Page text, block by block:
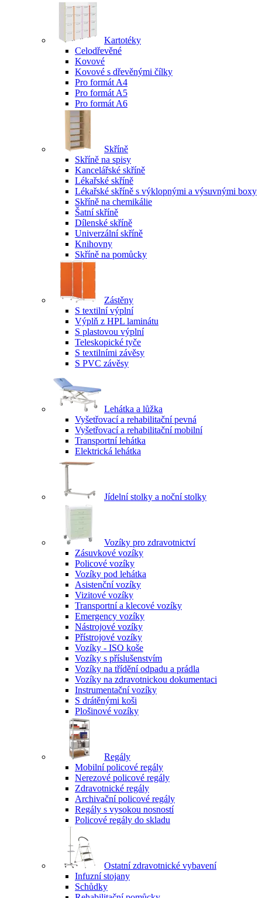
Kartotéky
Celodřevěné
Kovové
Kovové s dřevěnými čílky
Pro formát A4
Pro formát A5
Pro formát A6
Skříně
Skříně na spisy
Kancelářské skříně
Lékařské skříně
Lékařské skříně s výklopnými a výsuvnými boxy
Skříně na chemikálie
Šatní skříně
Dílenské skříně
Univerzální skříně
Knihovny
Skříně na pomůcky
Zástěny
S textilní výplní
Výplň z HPL laminátu
S plastovou výplní
Teleskopické tyče
S textilními závěsy
S PVC závěsy
Lehátka a lůžka
Vyšetřovací a rehabilitační pevná
Vyšetřovací a rehabilitační mobilní
Transportní lehátka
Elektrická lehátka
Jídelní stolky a noční stolky
Vozíky pro zdravotnictví
Zásuvkové vozíky
Policové vozíky
Vozíky pod lehátka
Asistenční vozíky
Vizitové vozíky
Transportní a klecové vozíky
Emergency vozíky
Nástrojové vozíky
Přístrojové vozíky
Vozíky - ISO koše
Vozíky s příslušenstvím
Vozíky na třídění odpadu a prádla
Vozíky na zdravotnickou dokumentaci
Instrumentační vozíky
S drátěnými koši
Plošinové vozíky
Regály
Mobilní policové regály
Nerezové policové regály
Zdravotnické regály
Archivační policové regály
Regály s vysokou nosností
Policové regály do skladu
Ostatní zdravotnické vybavení
Infuzní stojany
Schůdky